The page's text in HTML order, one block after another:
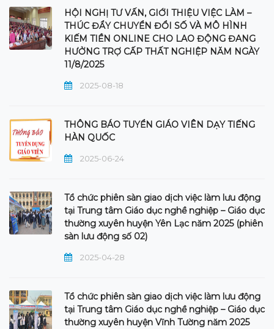
HỘI NGHỊ TƯ VẤN, GIỚI THIỆU VIỆC LÀM –
THÚC ĐẨY CHUYỂN ĐỔI SỐ VÀ MÔ HÌNH
KIẾM TIỀN ONLINE CHO LAO ĐỘNG ĐANG
HƯỞNG TRỢ CẤP THẤT NGHIỆP NĂM NGÀY
11/8/2025
2025-08-18
THÔNG BÁO TUYỂN GIÁO VIÊN DẠY TIẾNG
HÀN QUỐC
2025-06-24
Tổ chức phiên sàn giao dịch việc làm lưu động
tại Trung tâm Giáo dục nghề nghiệp – Giáo dục
thường xuyên huyện Yên Lạc năm 2025 (phiên
sàn lưu động số 02)
2025-04-28
Tổ chức phiên sàn giao dịch việc làm lưu động
tại Trung tâm Giáo dục nghề nghiệp – Giáo dục
thường xuyên huyện Vĩnh Tường năm 2025